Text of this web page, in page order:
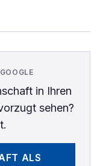
in Ihren
sehen?
ALS